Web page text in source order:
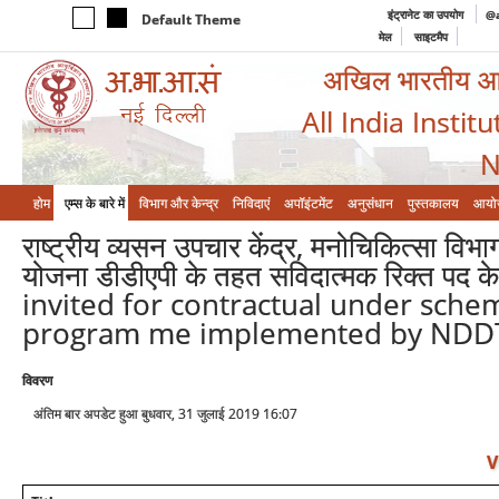
Default Theme इंट्रानेट का उपयोग
मेल
साइटमैप
अखिल भारतीय
All India
होम एम्‍स के बारे में विभाग और केन्‍द्र निविदाएं अपॉइंटमेंट अनुसंधान पुस्तकालय
राष्ट्रीय व्यसन उपचार केंद्र, मनोचिकित्सा
योजना डीडीएपी के तहत सविदात्मक रिक्त
invited for contractual under
program me implemented by
विवरण
अंतिम बार अपडेट हुआ बुधवार, 31 जुलाई 2019 16:07